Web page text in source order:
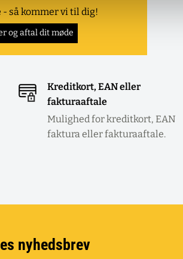
- så kommer vi til dig!
og aftal dit møde
Kreditkort, EAN eller
fakturaaftale
Mulighed for kreditkort, EAN
faktura eller fakturaaftale.
nyhedsbrev